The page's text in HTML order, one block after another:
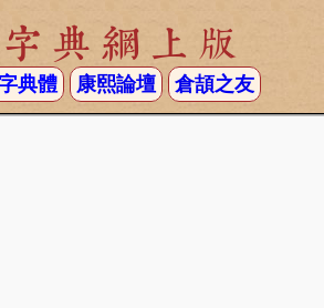
典網上版
典體 康熙論壇 倉頡之友